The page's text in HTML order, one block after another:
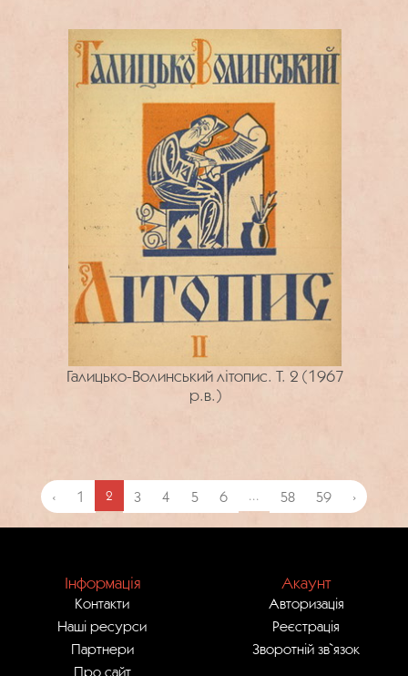
Галицько-Волинський літопис. Т. 2 (1967
р.в.)
‹ 1 2 3 4 5 6 ... 58 59 ›
Інформація
Контакти
Наші ресурси
Партнери
Про сайт
Акаунт
Авторизація
Реєстрація
Зворотній зв`язок